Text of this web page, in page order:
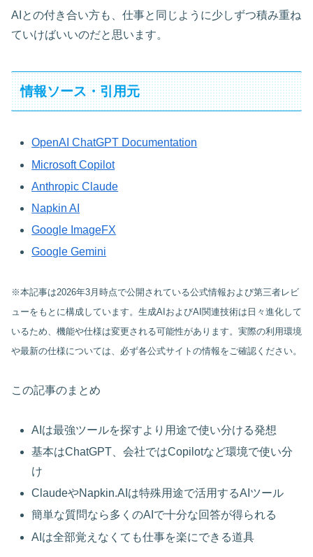
AIとの付き合い方も、仕事と同じように少しずつ積み重ね
ていけばいいのだと思います。
情報ソース・引用元
OpenAI ChatGPT Documentation
Microsoft Copilot
Anthropic Claude
Napkin AI
Google ImageFX
Google Gemini
※本記事は2026年3月時点で公開されている公式情報および第三者レビ
ューをもとに構成しています。生成AIおよびAI関連技術は日々進化して
いるため、機能や仕様は変更される可能性があります。実際の利用環境
や最新の仕様については、必ず各公式サイトの情報をご確認ください。
この記事のまとめ
AIは最強ツールを探すより用途で使い分ける発想
基本はChatGPT、会社ではCopilotなど環境で使い分
け
ClaudeやNapkin.AIは特殊用途で活用するAIツール
簡単な質問なら多くのAIで十分な回答が得られる
AIは全部覚えなくても仕事を楽にできる道具